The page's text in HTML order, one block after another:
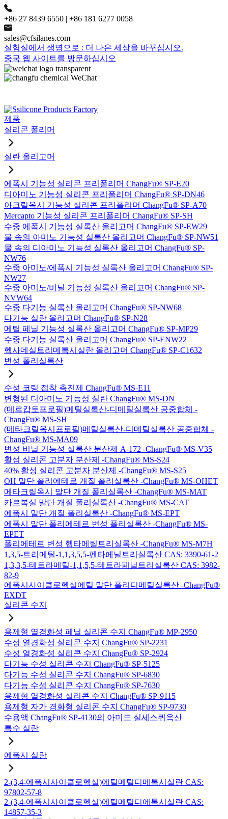
+86 27 8439 6550 | +86 181 6277 0058
sales@cfsilanes.com
실험실에서 생명으로 : 더 나은 세상을 바꾸십시오.
중국 웹 사이트를 방문하십시오
제품
실리콘 폴리머
실란 올리고머
에폭시 기능성 실리콘 프리폴리머 ChangFu® SP-E20
디아미노 기능성 실리콘 프리폴리머 ChangFu® SP-DN46
아크릴옥시 기능성 실리콘 프리폴리머 ChangFu® SP-A70
Mercapto 기능성 실리콘 프리폴리머 ChangFu® SP-SH
수중 에폭시 기능성 실록산 올리고머 ChangFu® SP-EW29
물 속의 아미노 기능성 실록산 올리고머 ChangFu® SP-NW51
물 속의 디아미노 기능성 실록산 올리고머 ChangFu® SP-
NW76
수중 아미노/에폭시 기능성 실록산 올리고머 ChangFu® SP-
NW27
수중 아미노/비닐 기능성 실록산 올리고머 ChangFu® SP-
NVW64
수중 다기능 실록산 올리고머 ChangFu® SP-NW68
다기능 실란 올리고머 ChangFu® SP-N28
메틸 페닐 기능성 실록산 올리고머 ChangFu® SP-MP29
수중 다기능 실록산 올리고머 ChangFu® SP-ENW22
헥사데실트리메톡시실란 올리고머 ChangFu® SP-C1632
변성 폴리실록산
수성 코팅 접착 촉진제 ChangFu® MS-E11
변형된 디아미노 기능성 실란 ChangFu® MS-DN
(메르캅토프로필)메틸실록산-디메틸실록산 공중합체 -
ChangFu® MS-SH
(메타크릴옥시프로필)메틸실록산-디메틸실록산 공중합체 -
ChangFu® MS-MA09
변성 비닐 기능성 실록산 분산제 A-172 -ChangFu® MS-V35
활성 실리콘 고분자 분산제 -ChangFu® MS-S24
40% 활성 실리콘 고분자 분산제 -ChangFu® MS-S25
OH 말단 폴리에테르 개질 폴리실록산 -ChangFu® MS-OHET
메타크릴옥시 말단 개질 폴리실록산 -ChangFu® MS-MAT
카르복실 말단 개질 폴리실록산 -ChangFu® MS-CAT
에폭시 말단 개질 폴리실록산 -ChangFu® MS-EPT
에폭시 말단 폴리에테르 변성 폴리실록산 -ChangFu® MS-
EPET
폴리에테르 변성 헵타메틸트리실록산 -ChangFu® MS-M7H
1,3,5-트리메틸-1,1,3,5,5-펜타페닐트리실록산 CAS: 3390-61-2
1,3,3,5-테트라메틸-1,1,5,5-테트라페닐트리실록산 CAS: 3982-
82-9
에폭시사이클로헥실에틸 말단 폴리디메틸실록산 -ChangFu®
EXDT
실리콘 수지
용제형 열경화성 페닐 실리콘 수지 ChangFu® MP-2950
수성 열경화성 실리콘 수지 ChangFu® SP-2231
수성 열경화성 실리콘 수지 ChangFu® SP-2924
다기능 수성 실리콘 수지 ChangFu® SP-5125
다기능 수성 실리콘 수지 ChangFu® SP-6830
다기능 수성 실리콘 수지 ChangFu® SP-7630
용제형 열경화성 실리콘 수지 ChangFu® SP-9115
용제형 자가 경화형 실리콘 수지 ChangFu® SP-9730
수용액 ChangFu® SP-4130의 아미드 실세스퀴옥산
특수 실란
에폭시 실란
2-(3,4-에폭시사이클로헥실)에틸메틸디메톡시실란 CAS:
97802-57-8
2-(3,4-에폭시사이클로헥실)에틸메틸디에톡시실란 CAS:
14857-35-3